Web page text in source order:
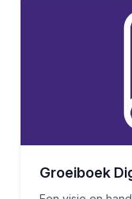
Groeiboek